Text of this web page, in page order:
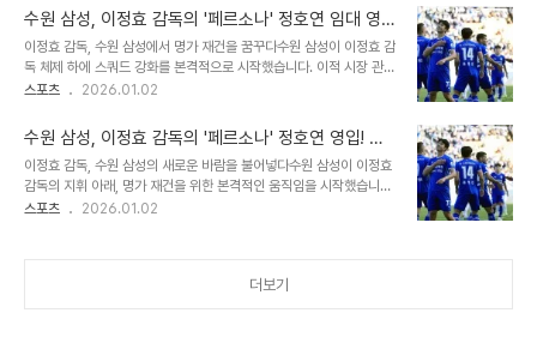
하지만 포르투에서 자리를 잡지 못하..
다. 또한, 이정효 감독과의 끈끈한 인연을 통해 수원 삼성행을 최종 선
택했습니다. 광주FC에서의 눈부신 활약, 이정효 감독과의 시너지헤이
스는 2021 시즌 광주FC에 입단하며 K리그에 데뷔했습니다. 초반에
는 적응에 어려움을 겪었지만, 이정효 감독을 만나 잠재력을 폭발시켰
습니다. 2022 시즌, 이정효 감독의 지휘 아래 헤이스는 리그 39경기
다. 이정효 감독은 선수 개개인의..
수원 삼성, 이정효 감독의 '페르소나' 정호연 임대 영
입! 2부 리그 최고 공격수 페신까지 합류, 명가 재건
시동
이정효 감독, 수원 삼성에서 명가 재건을 꿈꾸다수원 삼성이 이정효 감
독 체제 하에 스쿼드 강화를 본격적으로 시작했습니다. 이적 시장 관계
자들의 말을 종합해 보면, 국가대표 출신 미드필더 정호연 선수를 1년
서 정호연 선수를 지도하며 그의 잠재력을 폭발시켰고, 2023년에는
팀을 K리그1 3위에 올려놓는 데 크게 기여했습니다. 이정효 감독의
'페르소나', 정호연의 합류정호연 선수는 이정효 감독에게 '페르소
나'로 불릴 만큼 공수 밸런스가 뛰어나고 활동량과 영리한 경기 운영
능력을 갖춘 육각형 미드필더입니다. 2023년 항저우 아시안 게임 금
스포츠 2026.01.02
수원 삼성, 이정효 감독의 '페르소나' 정호연 영입! 페
신까지 합류, 명가 재건을 위한 스쿼드 완성
이정효 감독, 수원 삼성의 새로운 바람을 불어넣다수원 삼성이 이정효
감독의 지휘 아래, 명가 재건을 위한 본격적인 움직임을 시작했습니다.
이번 시즌을 앞두고, 이정효 감독이 그리는 축구에 필요한 핵심 선수들
은 국가대표 출신 미드필더 정호연을 1년 임대 영입하며 중원을 강화
스포츠 2026.01.02
더보기